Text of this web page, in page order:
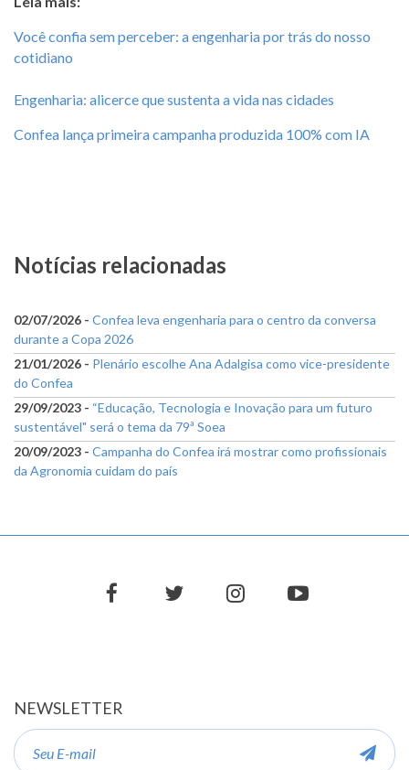
Você confia sem perceber: a engenharia por trás do nosso
cotidiano
Engenharia: alicerce que sustenta a vida nas cidades
Confea lança primeira campanha produzida 100% com IA
Notícias relacionadas
02/07/2026 - Confea leva engenharia para o centro da conversa
durante a Copa 2026
21/01/2026 - Plenário escolhe Ana Adalgisa como vice-presidente
do Confea
29/09/2023 - “Educação, Tecnologia e Inovação para um futuro
sustentável" será o tema da 79ª Soea
20/09/2023 - Campanha do Confea irá mostrar como profissionais
da Agronomia cuidam do país
facebooktwitter instagramyoutube
NEWSLETTER
E-
mail